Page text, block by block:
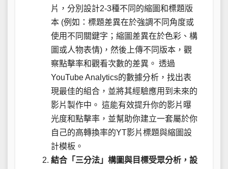
片，分別設計2-3種不同的縮圖和標題版
本 (例如：標題差異在於強調不同角度或
使用不同關鍵字；縮圖差異在於色彩、構
圖或人物表情)，然後上傳不同版本，觀
察點擊率和觀看次數的差異。 透過
YouTube Analytics的數據分析，找出表
現最佳的組合，並將其經驗應用到未來的
影片製作中。 這能有效提升你的影片曝
光度和點擊率，並幫助你建立一套屬於你
自己的高轉換率的YT影片標題與縮圖設
計模板。
結合「三分法」構圖與目標受眾分析，設